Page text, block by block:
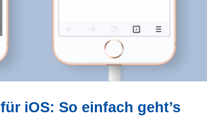
iOS: So einfach geht’s